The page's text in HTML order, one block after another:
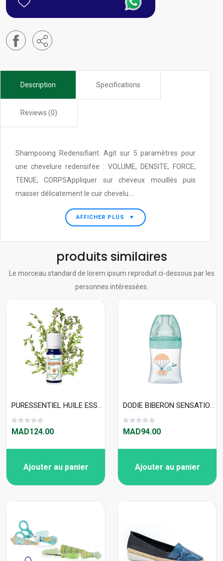
Description Specifications
Reviews (0)
Shampooing Redensifiant. Agit sur 5 paramètres pour
une chevelure redensifée : VOLUME, DENSITE, FORCE,
TENUE, CORPSAppliquer sur cheveux mouillés puis
masser délicatement le cuir chevelu....
AFFICHER PLUS ▼
produits similaires
Le morceau standard de lorem ipsum reproduit ci-dessous par les
personnes intéressées.
PURESSENTIEL HUILE ESSENTIELLE THYM A THYMOL BIO 5ML
MAD124.00
Ajouter au panier
DODIE BIBERON SENSATION+ 150ML AIR
MAD94.00
Ajouter au panier